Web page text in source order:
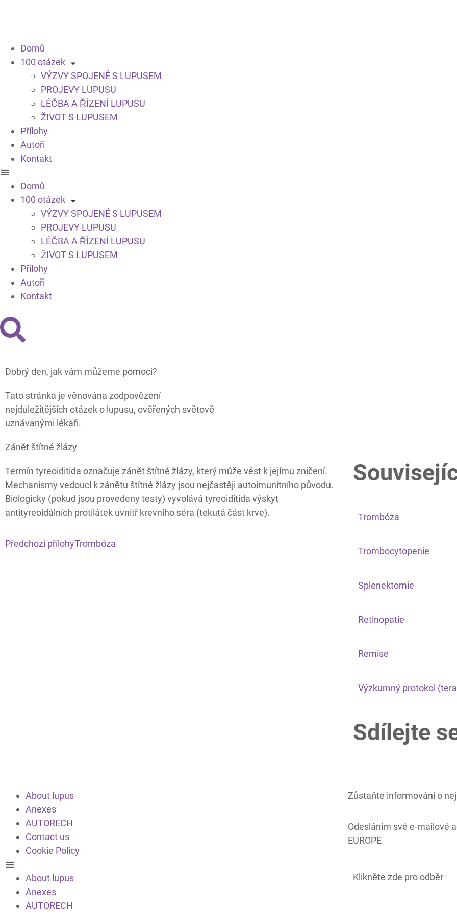
Domů
100 otázek
VÝZVY SPOJENÉ S LUPUSEM
PROJEVY LUPUSU
LÉČBA A ŘÍZENÍ LUPUSU
ŽIVOT S LUPUSEM
Přílohy
Autoři
Kontakt
Domů
100 otázek
VÝZVY SPOJENÉ S LUPUSEM
PROJEVY LUPUSU
LÉČBA A ŘÍZENÍ LUPUSU
ŽIVOT S LUPUSEM
Přílohy
Autoři
Kontakt
Dobrý den, jak vám můžeme pomoci?
Tato stránka je věnována zodpovězení
nejdůležitějších otázek o lupusu, ověřených světově
uznávanými lékaři.
Zánět štítné žlázy
Termín tyreoiditida označuje zánět štítné žlázy, který může vést k jejímu zničení.
Mechanismy vedoucí k zánětu štítné žlázy jsou nejčastěji autoimunitního původu.
Biologicky (pokud jsou provedeny testy) vyvolává tyreoiditida výskyt
antityreoidálních protilátek uvnitř krevního séra (tekutá část krve).
Předchozí přílohyTrombóza
Trombóza
Trombocytopenie
Splenektomie
Retinopatie
Remise
Výzkumný protokol
Sdílejte
About lupus
Anexes
AUTORECH
Contact us
Cookie Policy
About lupus
Anexes
AUTORECH
Zůstaňte informováni o
Odesláním své e-mailové
EUROPE
Klikněte zde pro odběr